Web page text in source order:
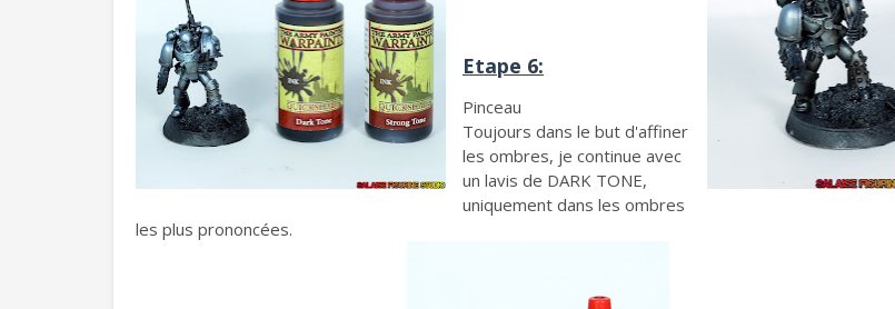
Etape 6:
Pinceau
Toujours dans le but d'affiner
les ombres, je continue avec
un lavis de DARK TONE,
uniquement dans les ombres
les plus prononcées.